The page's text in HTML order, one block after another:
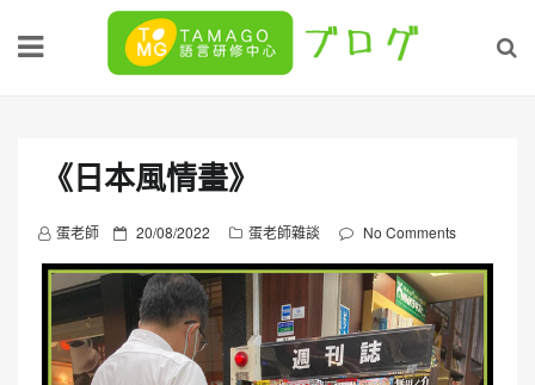
《日本風情畫》
蛋老師
P
o
e
20/08/2022 蛋老師雜談 No Comments